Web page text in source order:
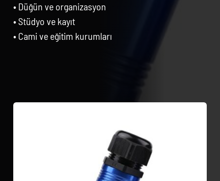
• Düğün ve organizasyon
• Stüdyo ve kayıt
• Cami ve eğitim kurumları